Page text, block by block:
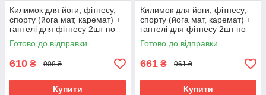
Килимок для йоги, фітнесу,
спорту (йога мат, каремат) +
гантелі для фітнесу 2шт по
3кг OSPORT Set 83 (n-0113)
Фіолетово-синій
Готово до відправки
610 ₴ 908 ₴
Купити
Килимок для йоги, фітнесу,
спорту (йога мат, каремат) +
гантелі для фітнесу 2шт по
2кг OSPORT Set 77 (n-0107)
Салатовий
Готово до відправки
661 ₴ 961 ₴
Купити